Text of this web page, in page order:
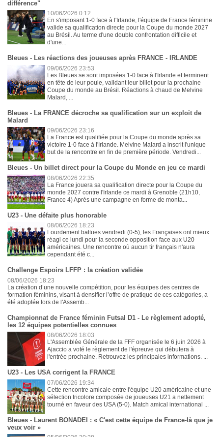
différence"
10/06/2026 0:12
En s'imposant 1-0 face à l'Irlande, l'équipe de France féminine
valide sa qualification directe pour la Coupe du monde 2027
au Brésil. Au terme d'une double confrontation difficile et
d'une...
Bleues - Les réactions des joueuses après FRANCE - IRLANDE
09/06/2026 23:53
Les Bleues se sont imposées 1-0 face à l'Irlande et terminent
en tête de leur poule, validant leur billet pour la prochaine
Coupe du monde au Brésil. Réactions à chaud de Melvine
Malard, ...
Bleues - La FRANCE décroche sa qualification sur un exploit de
Malard
09/06/2026 23:16
La France est qualifiée pour la Coupe du monde après sa
victoire 1-0 face à l'Irlande. Melvine Malard a inscrit l'unique
but de la rencontre en fin de première période. Vendredi...
Bleues - Un billet direct pour la Coupe du Monde en jeu ce mardi
08/06/2026 22:35
La France jouera sa qualification directe pour la Coupe du
monde 2027 contre l'Irlande ce mardi à Grenoble (21h10,
France 4) Après une campagne en forme de monta...
U23 - Une défaite plus honorable
08/06/2026 18:23
Lourdement battues vendredi (0-5), les Françaises ont mieux
réagi ce lundi pour la seconde opposition face aux U20
américaines. Une rencontre où aucun tir français n'aura
cependant été c...
Challenge Espoirs LFFP : la création validée
08/06/2026 18:23
La création d’une nouvelle compétition, pour les équipes des centres de
formation féminins, visant à densifier l’offre de pratique de ces catégories, a
été adoptée lors de l'Assemb...
Championnat de France féminin Futsal D1 - Le règlement adopté,
les 12 équipes potentielles connues
08/06/2026 18:03
L'Assemblée Générale de la FFF organisée le 6 juin 2026 à
Ajaccio a voté le règlement de l'épreuve qui débutera à
l'entrée prochaine. Retrouvez les principales informations. ...
U23 - Les USA corrigent la FRANCE
07/06/2026 19:34
Cette rencontre amicale entre l'équipe U20 américaine et une
sélection tricolore composée de joueuses U21 a nettement
tourné en faveur des USA (5-0). Match amical international ...
Bleues - Laurent BONADEI : « C'est cette équipe de France-là que je
veux voir »